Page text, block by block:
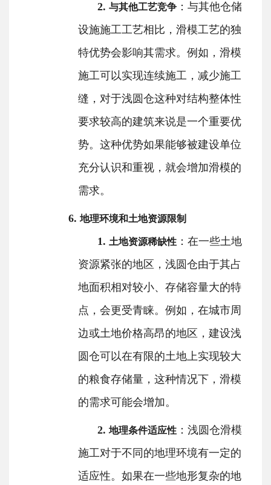
2. 与其他工艺竞争：与其他仓储
设施施工工艺相比，滑模工艺的独
特优势会影响其需求。例如，滑模
施工可以实现连续施工，减少施工
缝，对于浅圆仓这种对结构整体性
要求较高的建筑来说是一个重要优
势。这种优势如果能够被建设单位
充分认识和重视，就会增加滑模的
需求。
6. 地理环境和土地资源限制
1. 土地资源稀缺性：在一些土地
资源紧张的地区，浅圆仓由于其占
地面积相对较小、存储容量大的特
点，会更受青睐。例如，在城市周
边或土地价格高昂的地区，建设浅
圆仓可以在有限的土地上实现较大
的粮食存储量，这种情况下，滑模
的需求可能会增加。
2. 地理条件适应性：浅圆仓滑模
施工对于不同的地理环境有一定的
适应性。如果在一些地形复杂的地